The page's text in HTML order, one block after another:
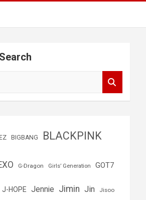
BIGBANG BLACKPINK
G-Dragon Girls’ Generation GOT7
J-HOPE Jennie Jimin Jin Jisoo